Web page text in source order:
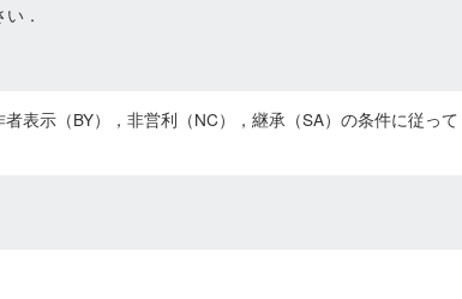
．
表示（BY），非営利（NC），継承（SA）の条件に従っ